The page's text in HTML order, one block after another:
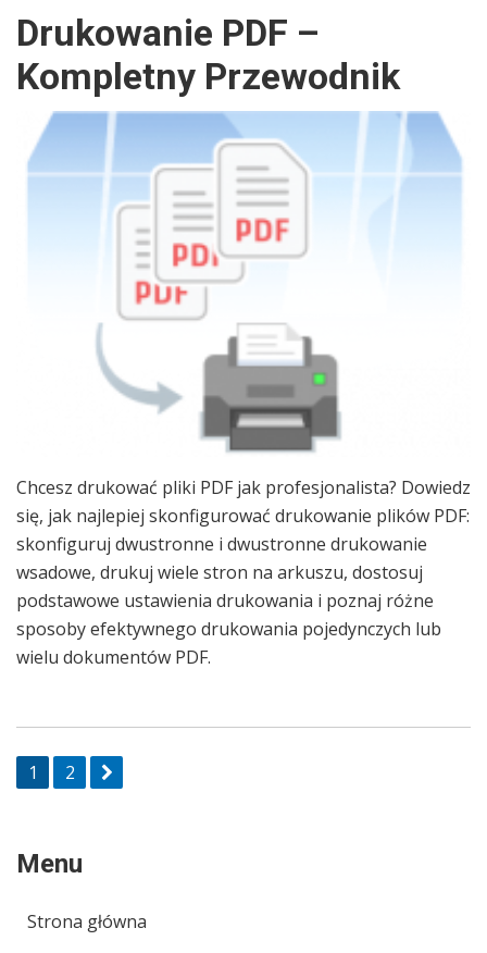
Drukowanie PDF –
Kompletny Przewodnik
Chcesz drukować pliki PDF jak profesjonalista? Dowiedz
się, jak najlepiej skonfigurować drukowanie plików PDF:
skonfiguruj dwustronne i dwustronne drukowanie
wsadowe, drukuj wiele stron na arkuszu, dostosuj
podstawowe ustawienia drukowania i poznaj różne
sposoby efektywnego drukowania pojedynczych lub
wielu dokumentów PDF.
po
Page
1 Page
2
Menu
Strona główna